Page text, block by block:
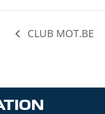
CLUB MOT.BE